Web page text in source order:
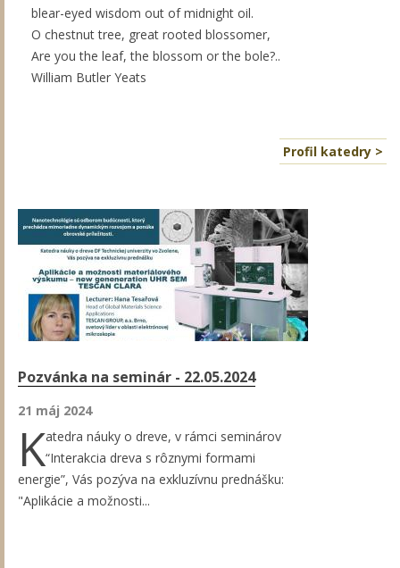
blear-eyed wisdom out of midnight oil.
O chestnut tree, great rooted blossomer,
Are you the leaf, the blossom or the bole?..
William Butler Yeats
Profil katedry >
Pozvánka na seminár - 22.05.2024
21 máj 2024
Katedra náuky o dreve, v rámci seminárov
“Interakcia dreva s rôznymi formami
energie”, Vás pozýva na exkluzívnu prednášku:
"Aplikácie a možnosti...